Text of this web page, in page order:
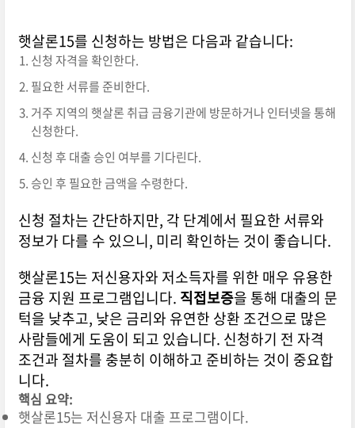
햇살론15를 신청하는 방법은 다음과 같습니다:
신청 자격을 확인한다.
필요한 서류를 준비한다.
거주 지역의 햇살론 취급 금융기관에 방문하거나 인터넷을 통해
신청한다.
신청 후 대출 승인 여부를 기다린다.
승인 후 필요한 금액을 수령한다.
신청 절차는 간단하지만, 각 단계에서 필요한 서류와
정보가 다를 수 있으니, 미리 확인하는 것이 좋습니다.
햇살론15는 저신용자와 저소득자를 위한 매우 유용한
금융 지원 프로그램입니다. 직접보증을 통해 대출의 문
턱을 낮추고, 낮은 금리와 유연한 상환 조건으로 많은
사람들에게 도움이 되고 있습니다. 신청하기 전 자격
조건과 절차를 충분히 이해하고 준비하는 것이 중요합
니다.
핵심 요약:
햇살론15는 저신용자 대출 프로그램이다.